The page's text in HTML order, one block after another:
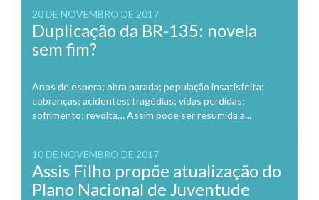
20 DE NOVEMBRO DE 2017
Duplicação da BR-135: novela
sem fim?
Anos de espera; obra parada; população insatisfeita;
cobranças; acidentes; tragédias; vidas perdidas;
sofrimento; revolta… Assim pode ser resumida a...
10 DE NOVEMBRO DE 2017
Assis Filho propõe atualização do
Plano Nacional de Juventude